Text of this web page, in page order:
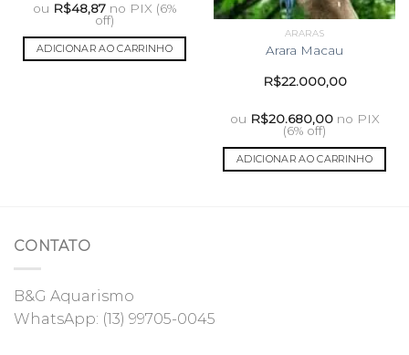
ou R$48,87 no PIX (6%
off)
ADICIONAR AO CARRINHO
ARARAS
Arara Macau
R$22.000,00
ou R$20.680,00 no PIX
(6% off)
ADICIONAR AO CARRINHO
CONTATO
B&G Aquarismo
WhatsApp: (13) 99705-0045